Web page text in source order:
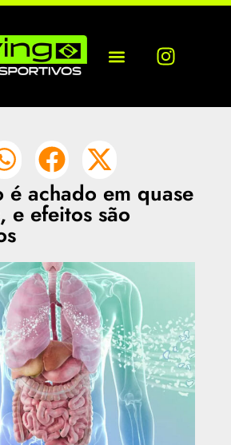
achado em quase
e efeitos são